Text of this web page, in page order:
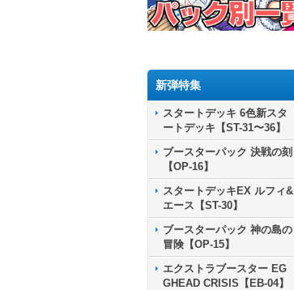
新弾特集
スタートデッキ 6色新スタ
ートデッキ【ST-31〜36】
ブースターパック 決戦の刻
【OP-16】
スタートデッキEX ルフィ&
エース【ST-30】
ブースターパック 神の島の
冒険【OP-15】
エクストラブースター EG
GHEAD CRISIS【EB-04】